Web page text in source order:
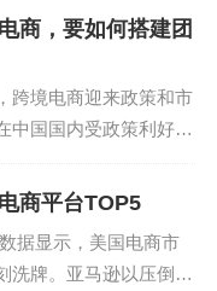
铺的评分和信誉，
侵权的卖家，亚马
过法律途径追究卖
精神损害等。
、产品，如果没有消费
失败...
商，要如何搭建团
境电商迎来政策和市
中国国内受政策利好驱
长新机遇。在全球市
上购物...
商平台TOP5
显示，美国电商市
洗牌。亚马逊以压倒性